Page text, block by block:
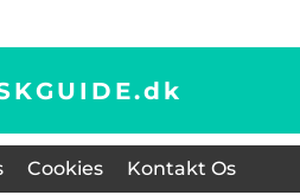
dk
Cookies Kontakt Os